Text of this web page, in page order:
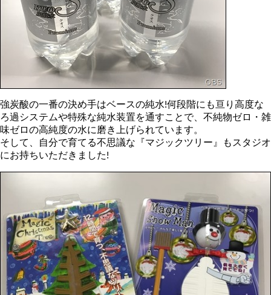
強炭酸の一番の決め手はベースの純水!何段階にも亘り高度な
ろ過システムや特殊な純水装置を通すことで、不純物ゼロ・雑
味ゼロの高純度の水に磨き上げられています。
そして、自分で育てる不思議な『マジックツリー』もスタジオ
にお持ちいただきました!